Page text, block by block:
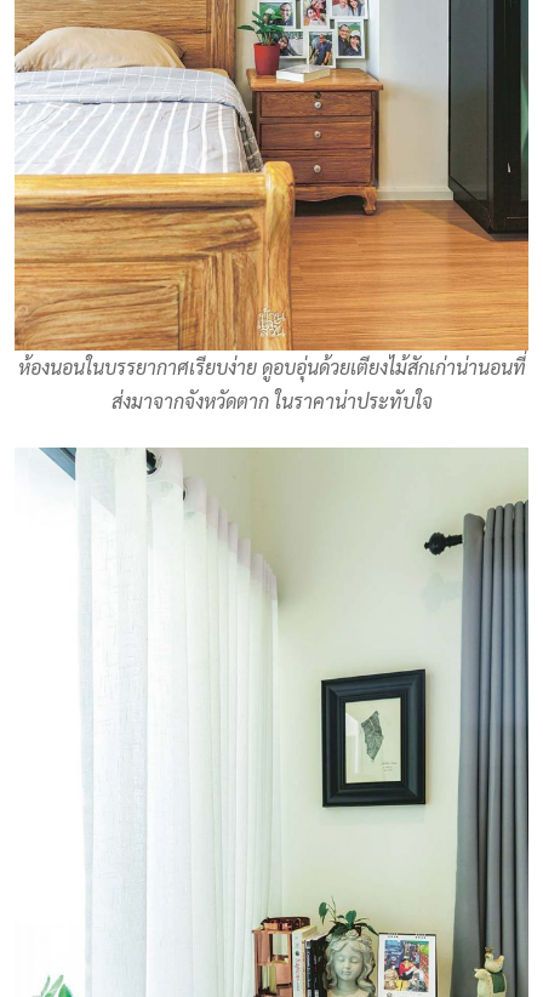
ห้องนอนในบรรยากาศเรียบง่าย ดูอบอุ่นด้วยเตียงไม้สักเก่าน่านอนที่
ส่งมาจากจังหวัดตาก ในราคาน่าประทับใจ